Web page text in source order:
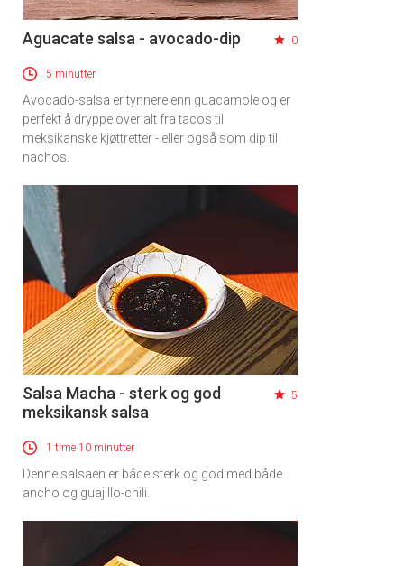
Aguacate salsa - avocado-dip 0
5 minutter
Avocado-salsa er tynnere enn guacamole og er
perfekt å dryppe over alt fra tacos til
meksikanske kjøttretter - eller også som dip til
nachos.
Salsa Macha - sterk og god
meksikansk salsa
5
1 time 10 minutter
Denne salsaen er både sterk og god med både
ancho og guajillo-chili.